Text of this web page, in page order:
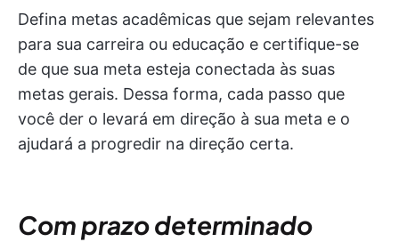
Defina metas acadêmicas que sejam relevantes
para sua carreira ou educação e certifique-se
de que sua meta esteja conectada às suas
metas gerais. Dessa forma, cada passo que
você der o levará em direção à sua meta e o
ajudará a progredir na direção certa.
Com prazo determinado